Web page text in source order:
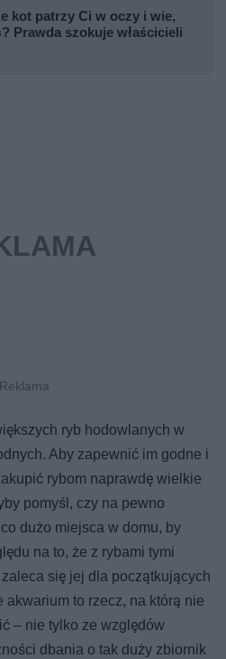
kot patrzy Ci w oczy i wie,
Prawda szokuje właścicieli
ryb hodowlanych w
Aby zapewnić im godne i
rybom naprawdę wielkie
pomyśl, czy na pewno
dużo miejsca w domu, by
na to, że z rybami tymi
się jej dla początkujących
to rzecz, na którą nie
– nie tylko ze względów
dbania o tak duży zbiornik